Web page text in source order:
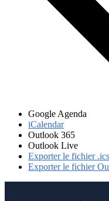
Google Agenda
iCalendar
Outlook 365
Outlook Live
Exporter le fichier .ics
Exporter le fichier